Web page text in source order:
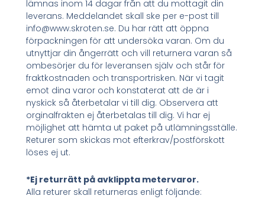
lämnas inom 14 dagar från att du mottagit din
leverans. Meddelandet skall ske per e-post till
info@www.skroten.se. Du har rätt att öppna
förpackningen för att undersöka varan. Om du
utnyttjar din ångerrätt och vill returnera varan så
ombesörjer du för leveransen själv och står för
fraktkostnaden och transportrisken. När vi tagit
emot dina varor och konstaterat att de är i
nyskick så återbetalar vi till dig. Observera att
orginalfrakten ej återbetalas till dig. Vi har ej
möjlighet att hämta ut paket på utlämningsställe.
Returer som skickas mot efterkrav/postförskott
löses ej ut.
*Ej returrätt på avklippta metervaror.
Alla returer skall returneras enligt följande: